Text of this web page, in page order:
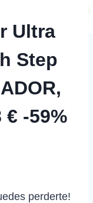
Ultra
Step
-59%
perderte!